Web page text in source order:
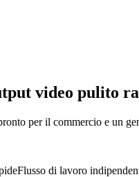
video pulito
per il commercio e un
Flusso di lavoro